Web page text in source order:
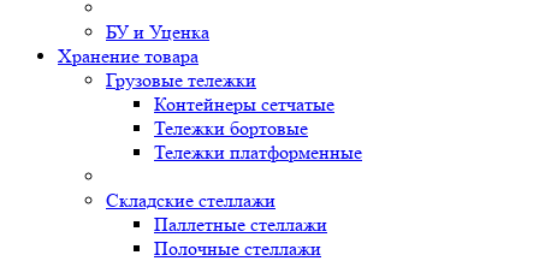
БУ и Уценка
Хранение товара
Грузовые тележки
Контейнеры сетчатые
Тележки бортовые
Тележки платформенные
Складские стеллажи
Паллетные стеллажи
Полочные стеллажи